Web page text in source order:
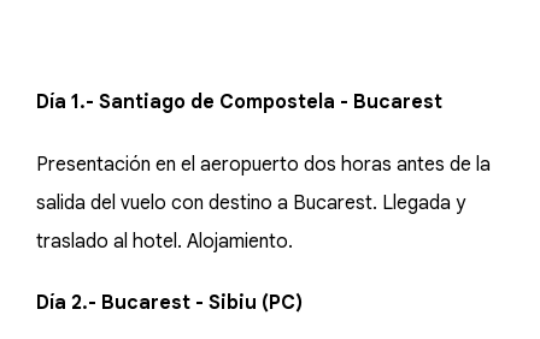
Día 1.- Santiago de Compostela - Bucarest
Presentación en el aeropuerto dos horas antes de la
salida del vuelo con destino a Bucarest. Llegada y
traslado al hotel. Alojamiento.
Día 2.- Bucarest - Sibiu (PC)